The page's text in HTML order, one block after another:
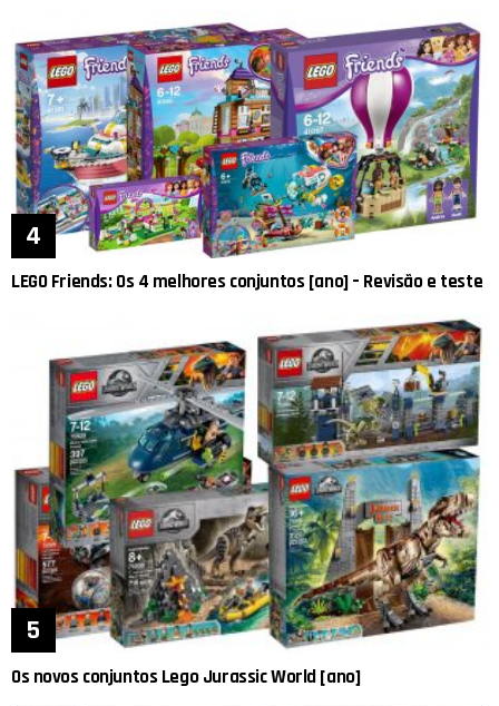
LEGO Friends: Os 4 melhores conjuntos [ano] – Revisão e teste
Os novos conjuntos Lego Jurassic World [ano]